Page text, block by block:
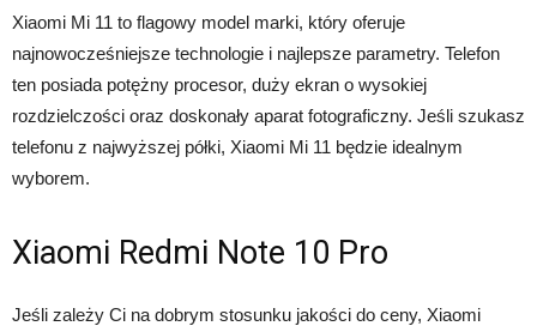
Xiaomi Mi 11 to flagowy model marki, który oferuje
najnowocześniejsze technologie i najlepsze parametry. Telefon
ten posiada potężny procesor, duży ekran o wysokiej
rozdzielczości oraz doskonały aparat fotograficzny. Jeśli szukasz
telefonu z najwyższej półki, Xiaomi Mi 11 będzie idealnym
wyborem.
Xiaomi Redmi Note 10 Pro
Jeśli zależy Ci na dobrym stosunku jakości do ceny, Xiaomi